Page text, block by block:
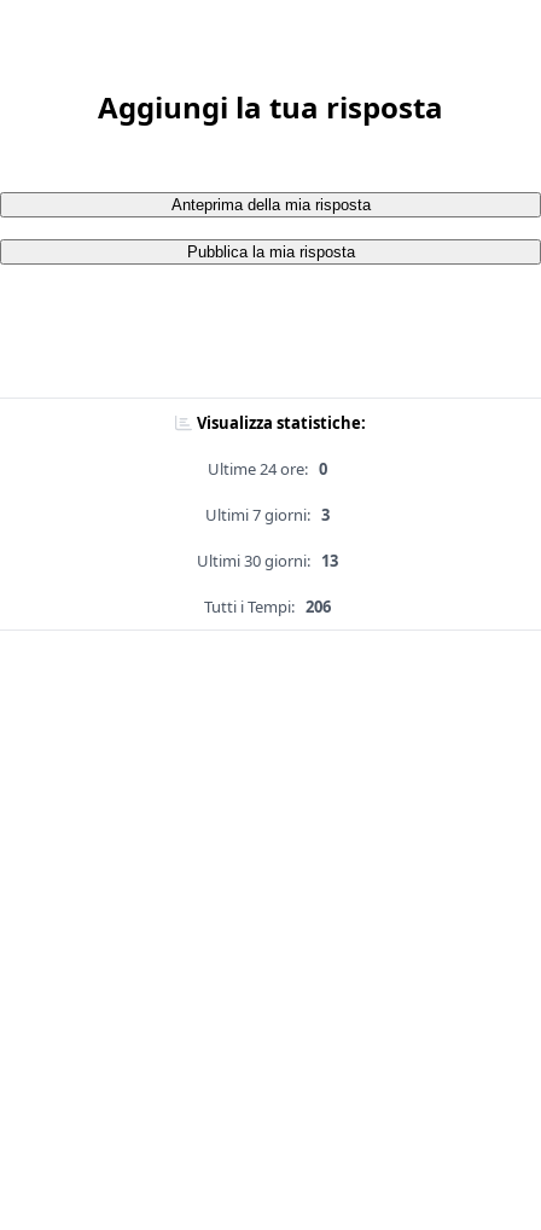
Aggiungi la tua risposta
Anteprima della mia risposta
Pubblica la mia risposta
Visualizza statistiche:
Ultime 24 ore: 0
Ultimi 7 giorni: 3
Ultimi 30 giorni: 13
Tutti i Tempi: 206